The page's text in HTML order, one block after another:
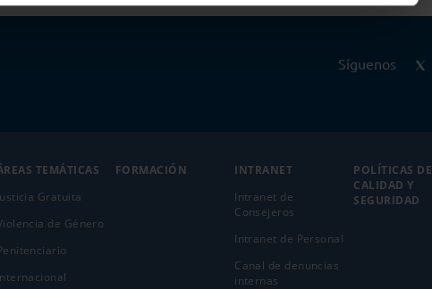
Síguenos
TEMÁTICAS
Gratuita
de Género
FORMACIÓN
INTRANET
Intranet de
Consejeros
Intranet de Personal
Canal de denuncias
internas
POLÍTICAS DE
CALIDAD Y
SEGURIDAD